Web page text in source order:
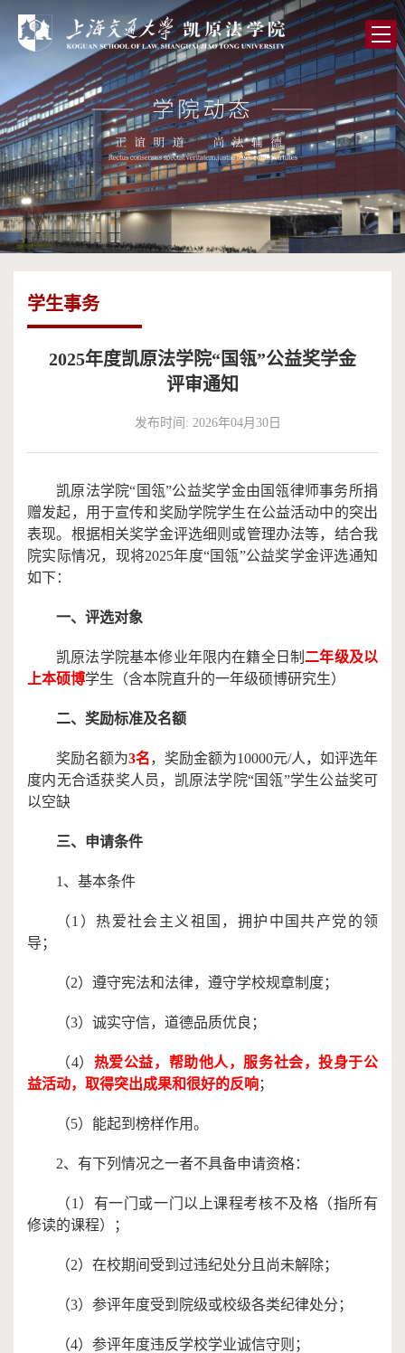
院
概
况
党
的
建
设
师
资
队
人
才
学
学生事务
2025年度凯原法学院“国瓴”公益奖学金
评审通知
发布时间: 2026年04月30日
凯原法学院“国瓴”公益奖学金由国瓴律师事务所捐
赠发起，用于宣传和奖励学院学生在公益活动中的突出
表现。 根据相关奖学金评选细则或管理办法等，结合我
院实际情况，现将2025年度“国瓴”公益奖学金评选通知
如下：
一、评选对象
凯原法学院基本修业年限内在籍全日制 二年级及以
上本硕博学生（含本院直升的一年级硕博研究生）
二、奖励标准及名额
奖励名额为3名，奖励金额为10000元/人，如评选年
度内无合适获奖人员，凯原法学院“国瓴”学生公益奖可
以空缺
三、 申请条件
1、基本条件
（1）热爱社会主义祖国，拥护中国共产党的领
导；
（2）遵守宪法和法律，遵守学校规章制度；
（3）诚实守信，道德品质优良；
（4） 热爱公益，帮助他人，服务社会，投身于公
益活动，取得突出成果和很好的反响；
（5）能起到榜样作用。
2、有下列情况之一者不具备申请资格：
（1）有一门或一门以上课程考核不及格（指所有
修读的课程）；
（2）在校期间受到过违纪处分且尚未解除；
（3）参评年度受到院级或校级各类纪律处分；
（4）参评年度违反学校学业诚信守则；